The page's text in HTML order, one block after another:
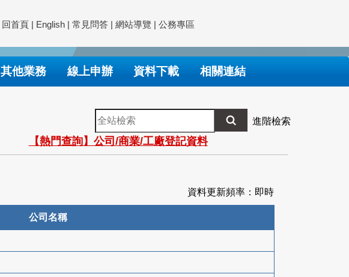
回首頁 | English | 常見問答 | 網站導覽 | 公務專區
其他業務 線上申辦 資料下載 相關連結
全
站
檢
索
進階檢索
【熱門查詢】公司/商業/工廠登記資料
資料更新頻率：即時
公司名稱